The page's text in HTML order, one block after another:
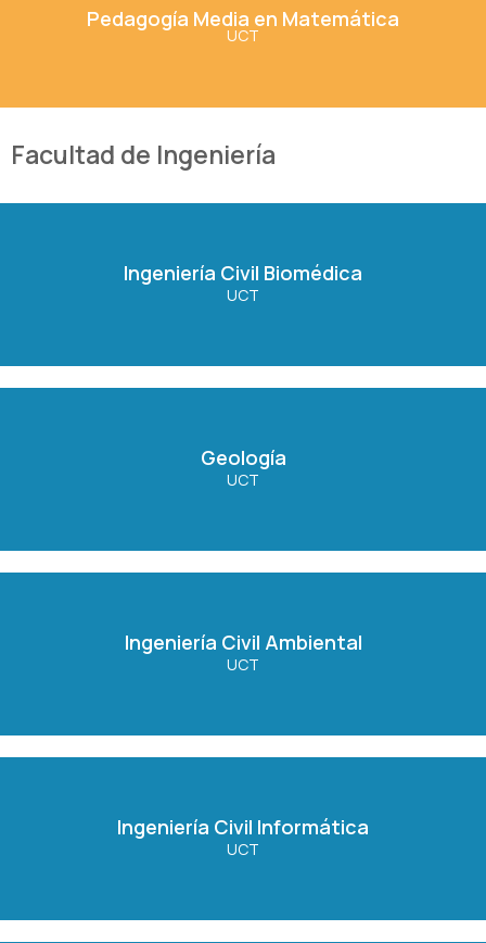
Pedagogía Media en Matemática
UCT
Ver Carrera
Facultad de Ingeniería
Ingeniería Civil Biomédica
UCT
Ver Carrera
Geología
UCT
Ver Carrera
Ingeniería Civil Ambiental
UCT
Ver Carrera
Ingeniería Civil Informática
UCT
Ver Carrera